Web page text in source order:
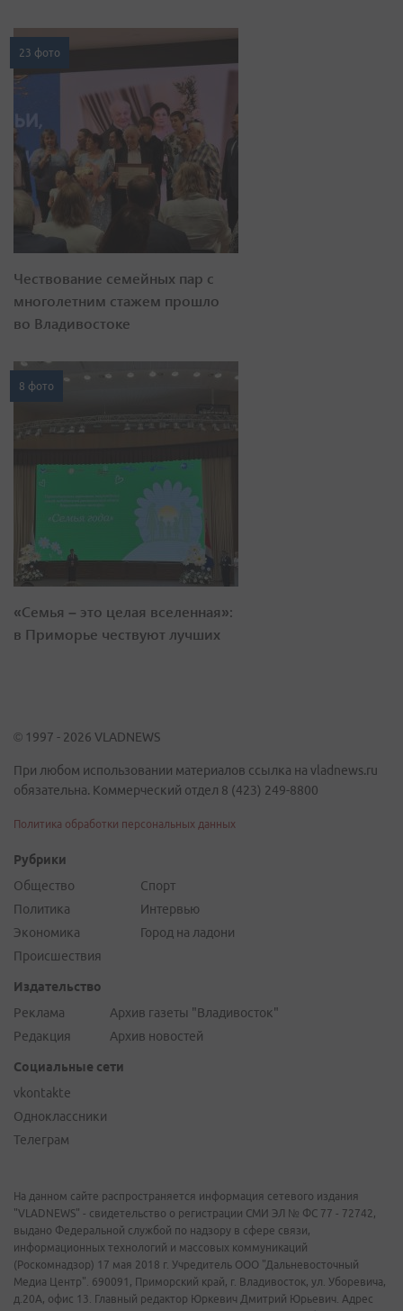
23 фото
Чествование семейных пар с
многолетним стажем прошло
во Владивостоке
8 фото
«Семья – это целая вселенная»:
в Приморье чествуют лучших
© 1997 - 2026 VLADNEWS
При любом использовании материалов ссылка на vladnews.ru
обязательна. Коммерческий отдел 8 (423) 249-8800
Политика обработки персональных данных
Рубрики
Общество
Политика
Экономика
Происшествия
Спорт
Интервью
Город на ладони
Издательство
Реклама
Редакция
Архив газеты "Владивосток"
Архив новостей
Социальные сети
vkontakte
Одноклассники
Телеграм
На данном сайте распространяется информация сетевого издания
"VLADNEWS" - свидетельство о регистрации СМИ ЭЛ № ФС 77 - 72742,
выдано Федеральной службой по надзору в сфере связи,
информационных технологий и массовых коммуникаций
(Роскомнадзор) 17 мая 2018 г. Учредитель ООО "Дальневосточный
Медиа Центр". 690091, Приморский край, г. Владивосток, ул. Уборевича,
д.20А, офис 13. Главный редактор Юркевич Дмитрий Юрьевич. Адрес